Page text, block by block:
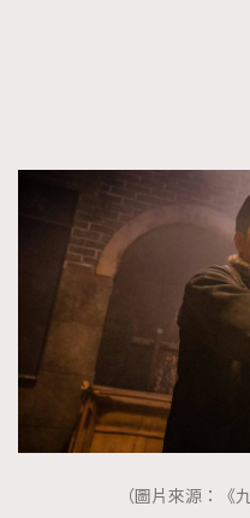
（圖片來源：《